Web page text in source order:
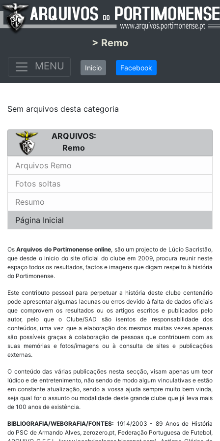
> Remo
MENU
Inicio Facebook
Sem arquivos desta categoria
ARQUIVOS:
Remo
Arquivos Remo
Fotos soltas
Resumo
Página Inicial
OsArquivos do Portimonense online, são um projecto de Lúcio Sacristão,
que desde o inicio do site oficial do clube em 2009, procura reunir neste
espaço todos os resultados, factos e imagens que digam respeito à história
do Portimonense.
Este contributo pessoal para perpetuar a história deste clube centenário
pode apresentar algumas lacunas ou erros devido à falta de dados oficiais
que comprovem os resultados ou os artigos escritos e publicados pelo
autor, pelo que o Clube/SAD são isentos de responsabilidade dos
conteúdos, uma vez que a elaboração dos mesmos muitas vezes apenas
são possíveis graças à colaboração de pessoas que contribuem com as
suas memórias e fotos/imagens ou à consulta de sites e publicações
externas.
O conteúdo das várias publicações nesta secção, visam apenas um teor
lúdico e de entretenimento, não sendo de modo algum vinculativas e estão
em constante atualização, sendo a vossa ajuda sempre muito bem vinda,
seja qual for o assunto ou modalidade deste grande clube que já leva mais
de 100 anos de existência.
BIBLIOGRAFIA/WEBGRAFIA/FONTES: 1914/2003 - 89 Anos de História
do PSC de Armando Alves, zerozero.pt, Federação Portuguesa de Futebol,